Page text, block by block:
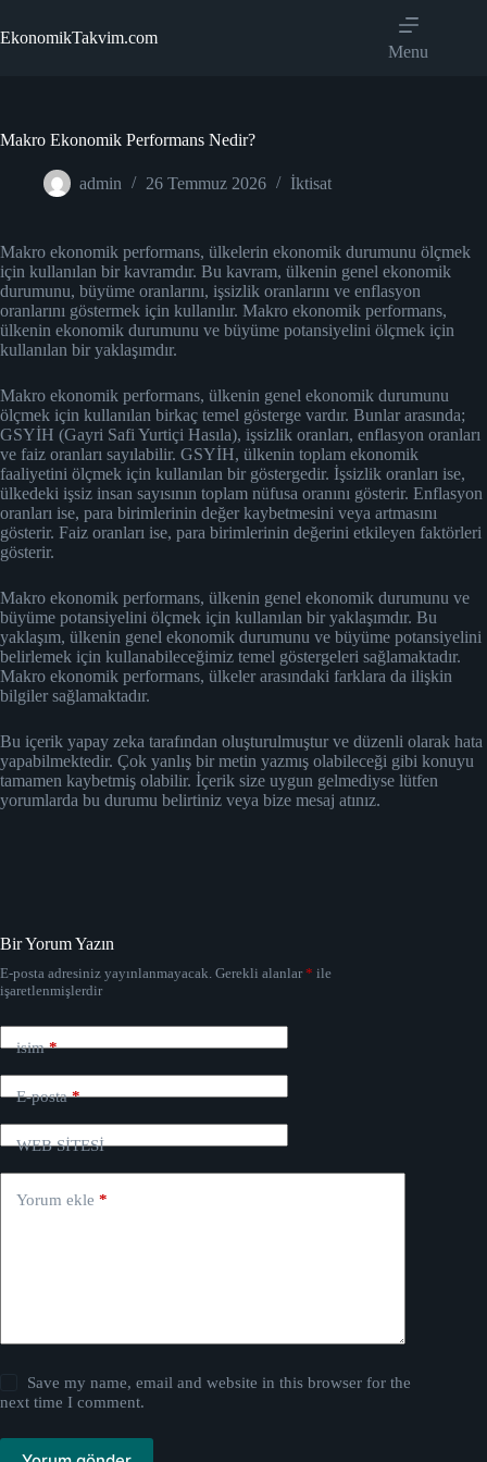
to
content
EkonomikTakvim.com
Menu
Makro Ekonomik Performans Nedir?
admin 26 Temmuz 2026 İktisat
Makro ekonomik performans, ülkelerin ekonomik durumunu ölçmek
için kullanılan bir kavramdır. Bu kavram, ülkenin genel ekonomik
durumunu, büyüme oranlarını, işsizlik oranlarını ve enflasyon
oranlarını göstermek için kullanılır. Makro ekonomik performans,
ülkenin ekonomik durumunu ve büyüme potansiyelini ölçmek için
kullanılan bir yaklaşımdır.
Makro ekonomik performans, ülkenin genel ekonomik durumunu
ölçmek için kullanılan birkaç temel gösterge vardır. Bunlar arasında;
GSYİH (Gayri Safi Yurtiçi Hasıla), işsizlik oranları, enflasyon oranları
ve faiz oranları sayılabilir. GSYİH, ülkenin toplam ekonomik
faaliyetini ölçmek için kullanılan bir göstergedir. İşsizlik oranları ise,
ülkedeki işsiz insan sayısının toplam nüfusa oranını gösterir. Enflasyon
oranları ise, para birimlerinin değer kaybetmesini veya artmasını
gösterir. Faiz oranları ise, para birimlerinin değerini etkileyen faktörleri
gösterir.
Makro ekonomik performans, ülkenin genel ekonomik durumunu ve
büyüme potansiyelini ölçmek için kullanılan bir yaklaşımdır. Bu
yaklaşım, ülkenin genel ekonomik durumunu ve büyüme potansiyelini
belirlemek için kullanabileceğimiz temel göstergeleri sağlamaktadır.
Makro ekonomik performans, ülkeler arasındaki farklara da ilişkin
bilgiler sağlamaktadır.
Bu içerik yapay zeka tarafından oluşturulmuştur ve düzenli olarak hata
yapabilmektedir. Çok yanlış bir metin yazmış olabileceği gibi konuyu
tamamen kaybetmiş olabilir. İçerik size uygun gelmediyse lütfen
yorumlarda bu durumu belirtiniz veya bize mesaj atınız.
Bir Yorum Yazın
E-posta adresiniz yayınlanmayacak. Gerekli alanlar* ile
işaretlenmişlerdir
isim*
E-posta*
WEB SİTESİ
Yorum ekle *
Save my name, email and website in this browser for the
next time I comment.